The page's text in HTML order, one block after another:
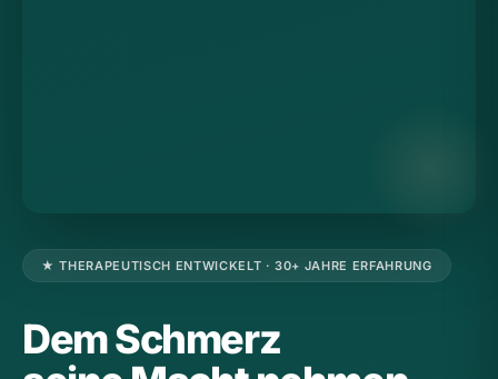
★ THERAPEUTISCH ENTWICKELT · 30+ JAHRE ERFAHRUNG
Dem Schmerz